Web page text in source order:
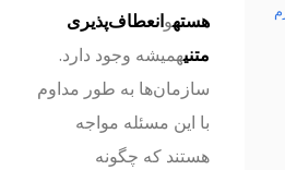
هستهوانعطاف‌پذیری
متنیهمیشه وجود دارد.
سازمان‌ها به طور مداوم
با این مسئله مواجه
هستند که چگونه